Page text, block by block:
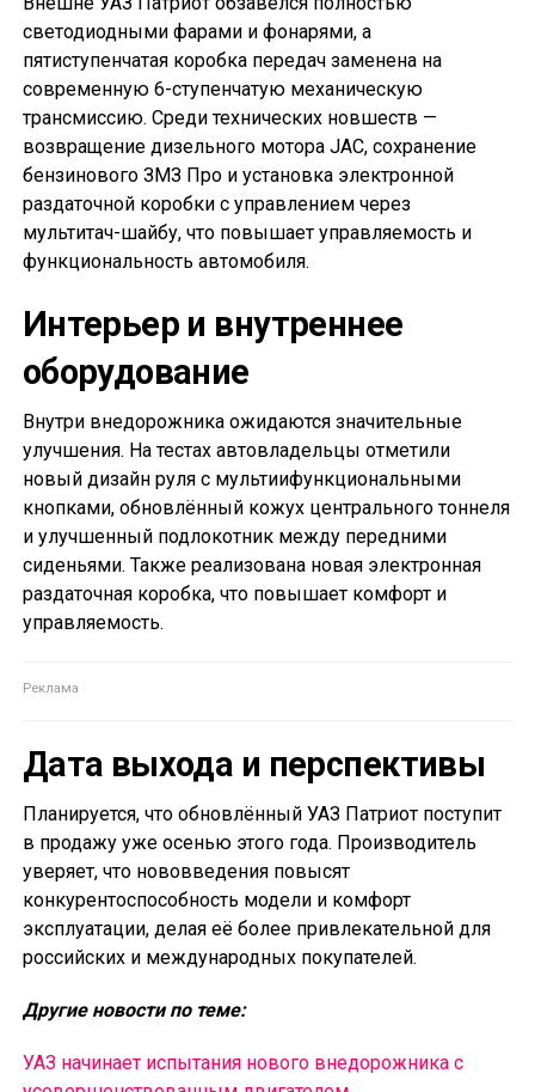
светодиодными фарами и фонарями, а
пятиступенчатая коробка передач заменена на
современную 6-ступенчатую механическую
трансмиссию. Среди технических новшеств —
возвращение дизельного мотора JAC, сохранение
бензинового ЗМЗ Про и установка электронной
раздаточной коробки с управлением через
мультитач-шайбу, что повышает управляемость и
функциональность автомобиля.
Интерьер и внутреннее
оборудование
Внутри внедорожника ожидаются значительные
улучшения. На тестах автовладельцы отметили
новый дизайн руля с мультиифункциональными
кнопками, обновлённый кожух центрального тоннеля
и улучшенный подлокотник между передними
сиденьями. Также реализована новая электронная
раздаточная коробка, что повышает комфорт и
управляемость.
Дата выхода и перспективы
Планируется, что обновлённый УАЗ Патриот поступит
в продажу уже осенью этого года. Производитель
уверяет, что нововведения повысят
конкурентоспособность модели и комфорт
эксплуатации, делая её более привлекательной для
российских и международных покупателей.
Другие новости по теме:
УАЗ начинает испытания нового внедорожника с